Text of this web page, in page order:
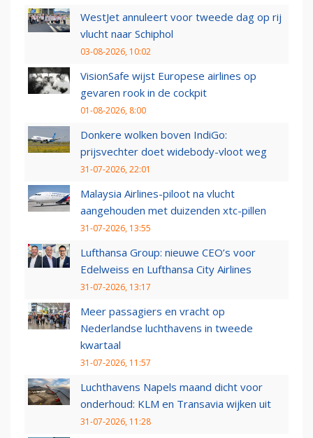
WestJet annuleert voor tweede dag op rij
vlucht naar Schiphol
03-08-2026, 10:02
VisionSafe wijst Europese airlines op
gevaren rook in de cockpit
01-08-2026, 8:00
Donkere wolken boven IndiGo:
prijsvechter doet widebody-vloot weg
31-07-2026, 22:01
Malaysia Airlines-piloot na vlucht
aangehouden met duizenden xtc-pillen
31-07-2026, 13:55
Lufthansa Group: nieuwe CEO’s voor
Edelweiss en Lufthansa City Airlines
31-07-2026, 13:17
Meer passagiers en vracht op
Nederlandse luchthavens in tweede
kwartaal
31-07-2026, 11:57
Luchthavens Napels maand dicht voor
onderhoud: KLM en Transavia wijken uit
31-07-2026, 11:28